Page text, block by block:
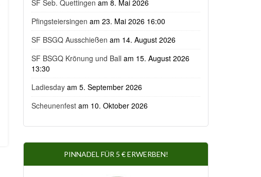
SF Seb. Quettingen am 8. Mai 2026
Pfingsteiersingen am 23. Mai 2026 16:00
SF BSGQ Ausschießen am 14. August 2026
SF BSGQ Krönung und Ball am 15. August 2026
13:30
Ladiesday am 5. September 2026
Scheunenfest am 10. Oktober 2026
PINNADEL FÜR 5 € ERWERBEN!